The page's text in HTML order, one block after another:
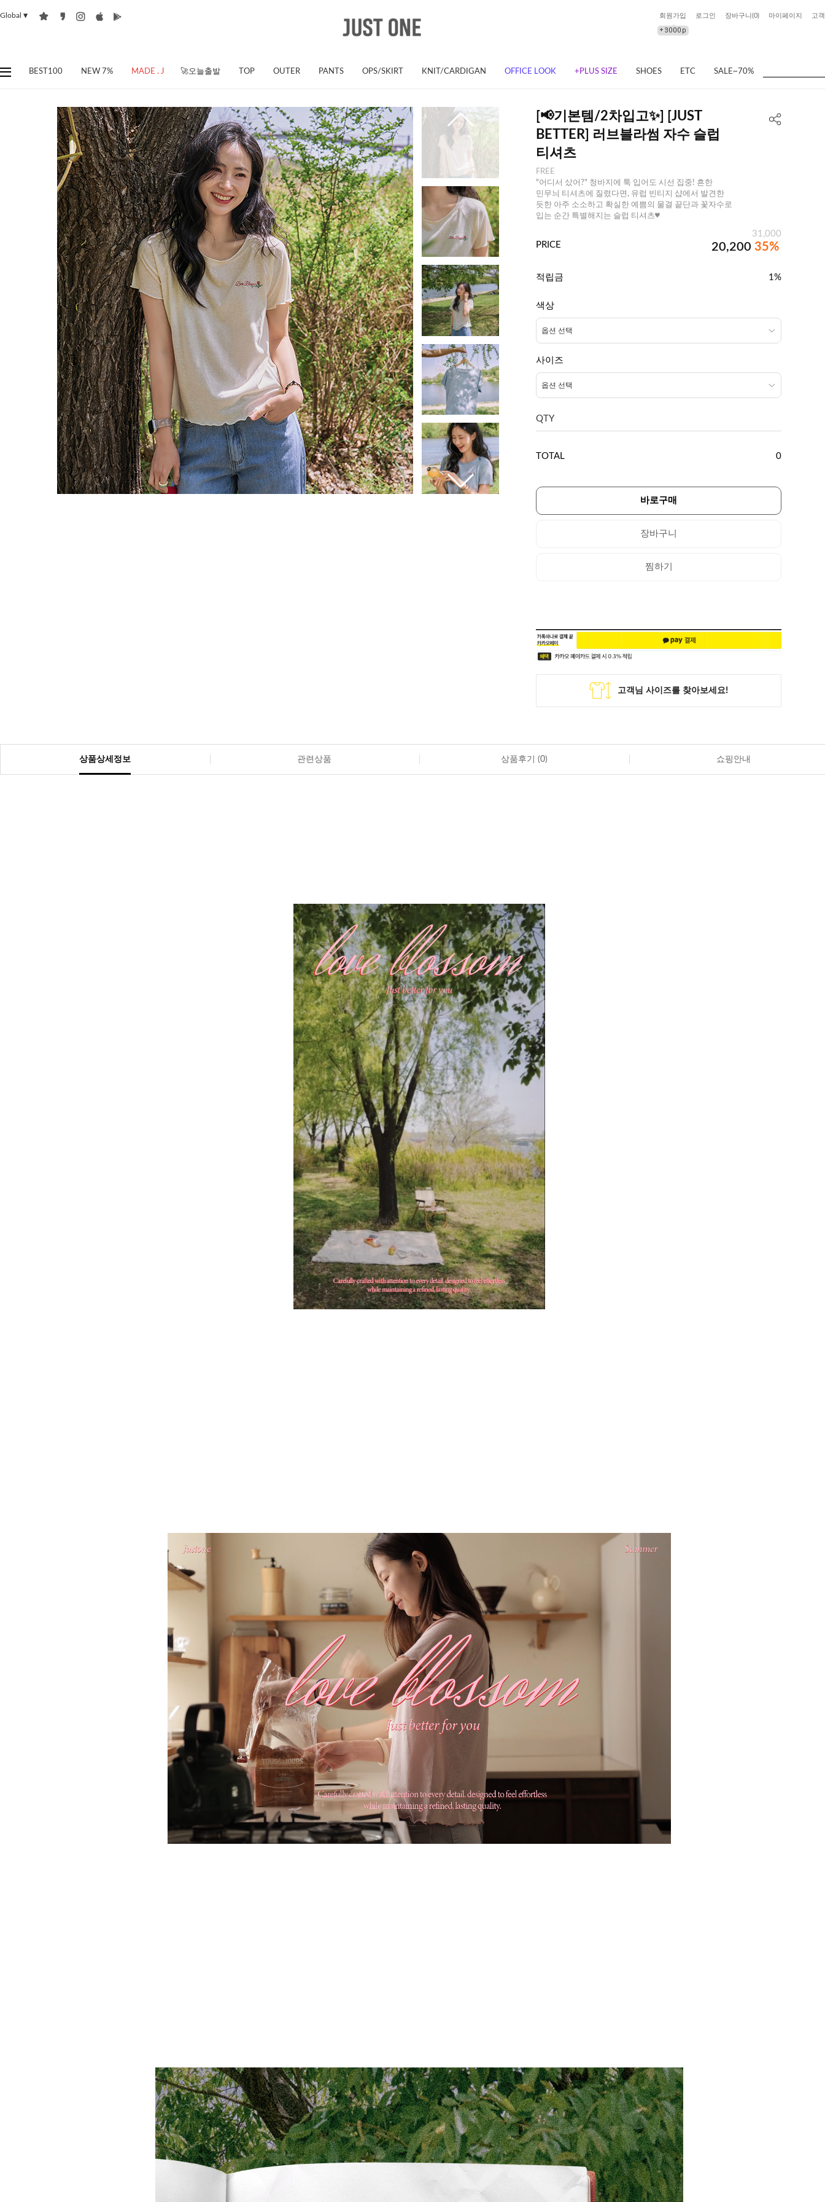
Global ▼ 회원가입 로그인 장바구니(0) 마이페이지 고
BEST100 NEW 7% MADE . J 🚀오늘출발 TOP OUTER PANTS OPS/SKIRT KNIT/CARDIGAN OFFICE LOOK +PLUS SIZE SHOES ETC SALE~70%
[📢기본템/2차입고✨] [JUST
BETTER] 러브블라썸 자수 슬럽
티셔츠
FREE
"어디서 샀어?" 청바지에 툭 입어도 시선 집중! 흔한
민무늬 티셔츠에 질렸다면, 유럽 빈티지 샵에서 발견한
듯한 아주 소소하고 확실한 예쁨의 물결 끝단과 꽃자수로
입는 순간 특별해지는 슬럽 티셔츠♥
31,000
PRICE
20,200 35%
적립금 1%
색상
사이즈
QTY
TOTAL 0
바로구매
장바구니
찜하기
상품상세정보 관련상품 상품후기 (0) 쇼핑안내